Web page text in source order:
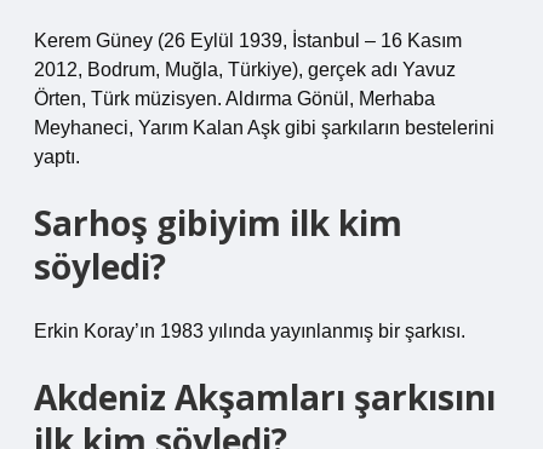
Kerem Güney (26 Eylül 1939, İstanbul – 16 Kasım
2012, Bodrum, Muğla, Türkiye), gerçek adı Yavuz
Örten, Türk müzisyen. Aldırma Gönül, Merhaba
Meyhaneci, Yarım Kalan Aşk gibi şarkıların bestelerini
yaptı.
Sarhoş gibiyim ilk kim
söyledi?
Erkin Koray’ın 1983 yılında yayınlanmış bir şarkısı.
Akdeniz Akşamları şarkısını